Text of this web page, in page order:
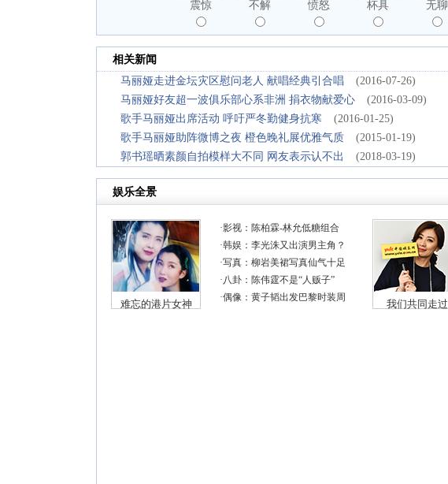
震惊 不解 愤怒 杯具 无聊
相关新闻
马丽娅走进金坛灾区慰问老人 献唱经典引合唱
(2016-07-26)
马丽娅好友超一波俱乐部心系非洲 捐衣物献爱心
(2016-03-09)
歌手马丽娅出席活动 呼吁严冬勤健身抗寒
(2016-01-25)
歌手马丽娅助阵微博之夜 橙色晚礼展优雅气质
(2015-01-19)
郭书瑶晒素颜自拍模样大不同 网友表示认不出
(2018-03-19)